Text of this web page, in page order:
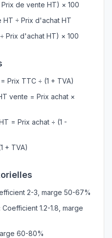
de vente HT) × 100
HT ÷ Prix d'achat HT
Prix d'achat HT) × 100
Prix TTC ÷ (1 + TVA)
vente = Prix achat ×
= Prix achat ÷ (1 -
+ TVA)
2-3, marge 50-67%
Coefficient 1.2-1.8, marge
60-80%